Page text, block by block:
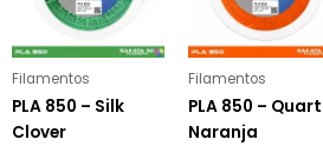
Filamentos
PLA 850 – Silk
Clover
Filamentos
PLA 850 –
Naranja